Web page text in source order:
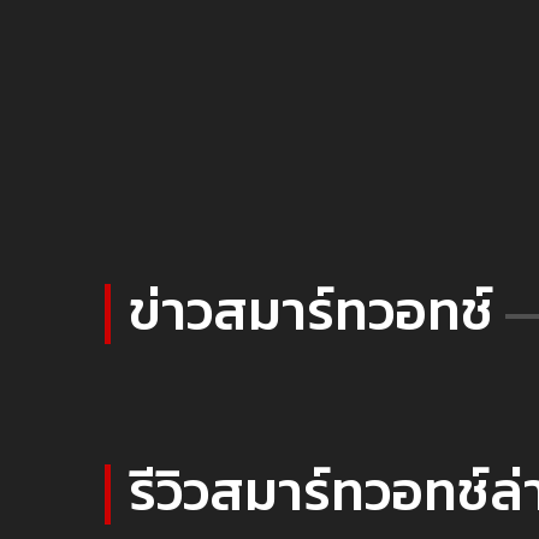
ข่าวสมาร์ทวอทช์
รีวิวสมาร์ทวอทช์